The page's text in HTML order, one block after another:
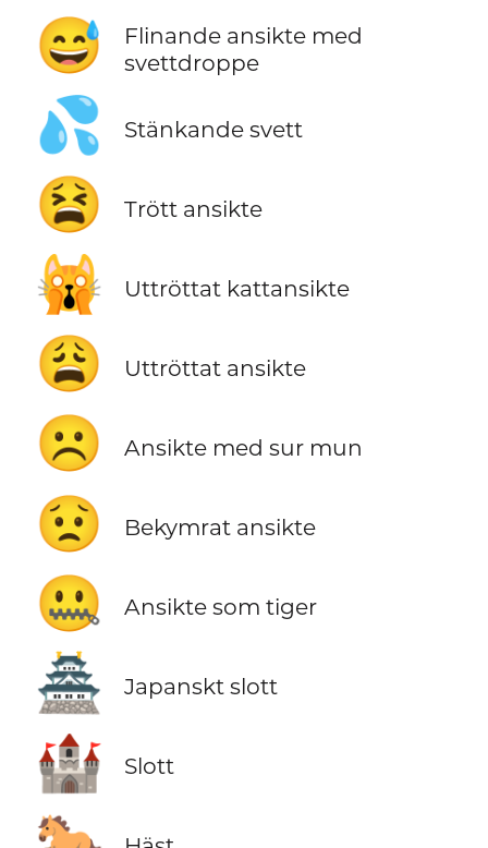
😅
Flinande ansikte med
svettdroppe
💦 Stänkande svett
😫 Trött ansikte
🙀 Uttröttat kattansikte
😩 Uttröttat ansikte
☹️ Ansikte med sur mun
😟 Bekymrat ansikte
🤐 Ansikte som tiger
🏯 Japanskt slott
🏰 Slott